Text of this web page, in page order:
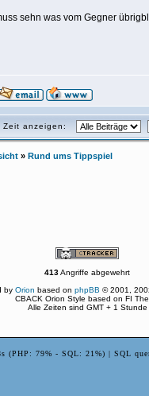
sehn was vom Gegner
Zeit anzeigen:
» Rund ums Tippspiel
413Angriffe abgewehrt
by Orion based on phpBB © 2001,
CBACK Orion Style based on FI
Alle Zeiten sind GMT + 1 Stunde
(PHP: 79% - SQL: 21%) | SQL